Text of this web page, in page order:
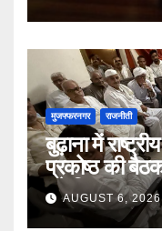
मुजफ्फरनगर राजनीती
बुढ़ाना में
प्रकोष्ठ की
बने जिलाध्यक्ष
AUGUST 6,